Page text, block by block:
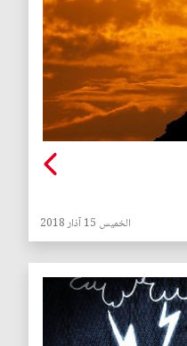
الخميس 15 آذار 2018